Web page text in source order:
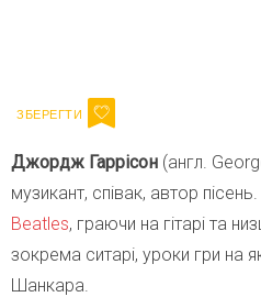
Джордж Гаррісон (англ.
музикант, співак, автор
Beatles, граючи на гітарі та
зокрема ситарі, уроки гри на
Шанкара.